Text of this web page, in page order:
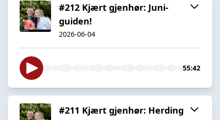
#212 Kjært gjenhør: Juni-
guiden!
2026-06-04
55:42
#211 Kjært gjenhør: Herding